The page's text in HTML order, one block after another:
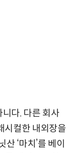
다. 다른 회사
시컬한 내외장을
‘마치’를 베이